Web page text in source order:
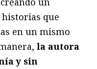
historias que
en un mismo
la autora
y sin